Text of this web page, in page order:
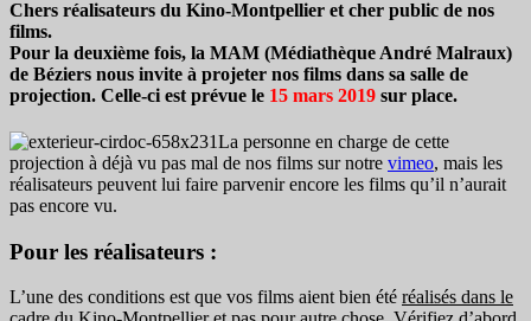
Chers réalisateurs du Kino-Montpellier et cher public de nos
films.
Pour la deuxième fois, la MAM (Médiathèque André Malraux)
de Béziers nous invite à projeter nos films dans sa salle de
projection. Celle-ci est prévue le 15 mars 2019 sur place.
La personne en charge de cette
projection à déjà vu pas mal de nos films sur notre vimeo, mais les
réalisateurs peuvent lui faire parvenir encore les films qu’il n’aurait
pas encore vu.
Pour les réalisateurs :
L’une des conditions est que vos films aient bien été réalisés dans le